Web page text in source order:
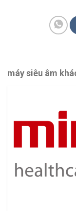
máy siêu âm